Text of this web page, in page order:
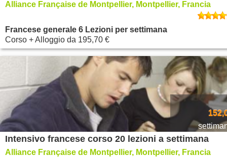
Alliance Française de Montpellier, Montpellier, Francia
Francese generale 6 Lezioni per settimana
Corso + Alloggio da 195,70 €
Intensivo francese corso 20 lezioni a settimana
Alliance Française de Montpellier, Montpellier, Francia